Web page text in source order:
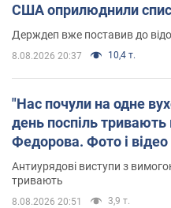
США оприлюднили
Держдеп вже поставив до
8.08.2026 20:37 10,4 т.
"Нас почули на одне
день поспіль тривають
Федорова. Фото і відео
Антиурядові виступи з
тривають
8.08.2026 20:51 3,9 т.